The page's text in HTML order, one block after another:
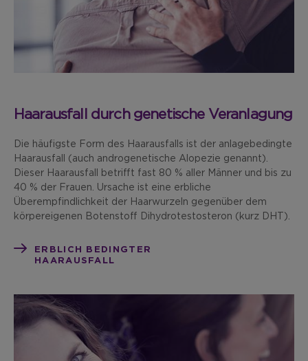
Haarausfall durch genetische Veranlagung
Die häufigste Form des Haarausfalls ist der anlagebedingte
Haarausfall (auch androgenetische Alopezie genannt).
Dieser Haarausfall betrifft fast 80 % aller Männer und bis zu
40 % der Frauen. Ursache ist eine erbliche
Überempfindlichkeit der Haarwurzeln gegenüber dem
körpereigenen Botenstoff Dihydrotestosteron (kurz DHT).
ERBLICH BEDINGTER
HAARAUSFALL